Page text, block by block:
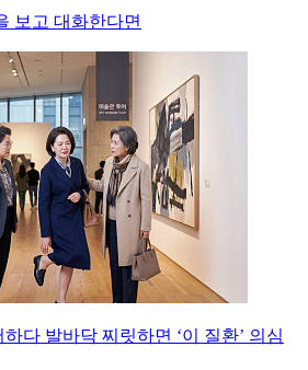
보고 대화한다면
다 발바닥 찌릿하면 ‘이 질환’ 의심